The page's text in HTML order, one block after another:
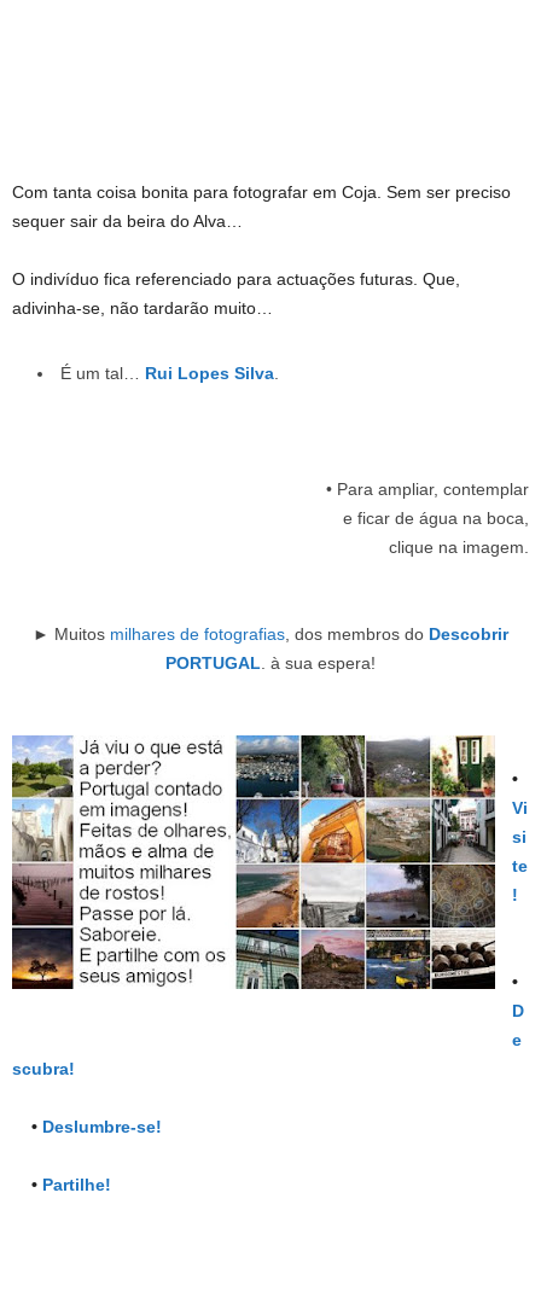
Com tanta coisa bonita para fotografar em Coja. Sem ser preciso
sequer sair da beira do Alva…
O indivíduo fica referenciado para actuações futuras. Que,
adivinha-se, não tardarão muito…
É um tal… Rui Lopes Silva
• Para ampliar, contemplar
e ficar de água na boca,
clique na imagem.
► Muitos milhares de fotografias , dos membros do Descobrir
PORTUGAL . à sua espera!
•
Vi
si
te
!
•
D
e
scubra!
• Deslumbre-se!
• Partilhe!